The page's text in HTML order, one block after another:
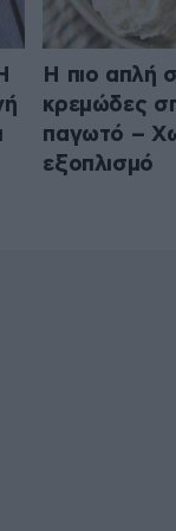
Η πιο απλή
κρεμώδες
παγωτό –
εξοπλισμό